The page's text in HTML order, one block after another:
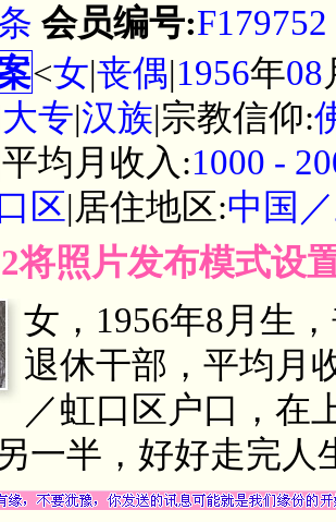
会员编号:F179752
<女|丧偶|1956年08
大专|汉族|宗教信仰:
均月收入:1000 -
区|居住地区:中国
将照片发布模式设
女，1956年8月生
退休干部，平均月
／虹口区户口，在
一半，好好走完人